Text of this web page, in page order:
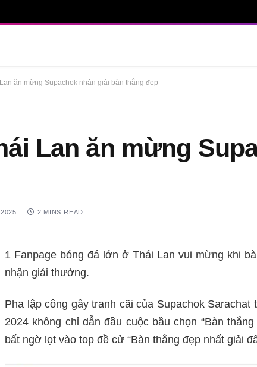
ăn mừng Supachok nhận giải bàn thắng đẹp
Lan ăn mừng
2 MINS READ
1 Fanpage bóng đá lớn ở Thái Lan vui mừng khi
nhận giải thưởng.
Pha lập công gây tranh cãi của Supachok
2024 không chỉ dẫn đầu cuộc bầu chọn “Bàn
bất ngờ lọt vào top đề cử “Bàn thắng đẹp nhất giải